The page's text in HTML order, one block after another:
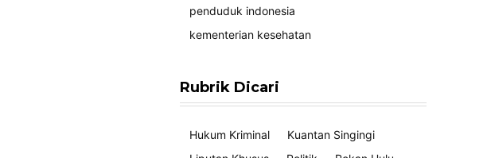
penduduk indonesia
kementerian kesehatan
Rubrik Dicari
Hukum Kriminal
Kuantan Singingi